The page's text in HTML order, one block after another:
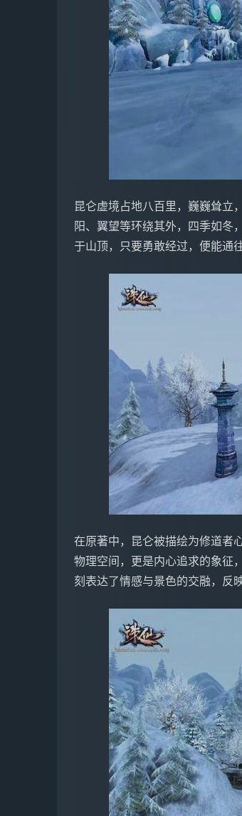
昆仑虚境占地八百里，巍巍耸立
阳、翼望等环绕其外，四季如冬
于山顶，只要勇敢经过，便能通
在原著中，昆仑被描绘为修道者
物理空间，更是内心追求的象征
刻表达了情感与景色的交融，反